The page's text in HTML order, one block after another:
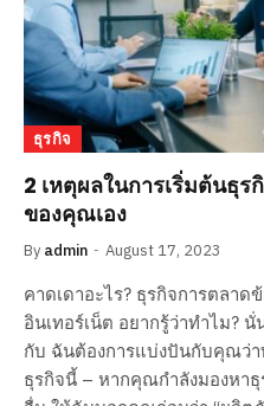
ธุรกิจ
2 เหตุผลในการเริ่มต้นธุ
ของคุณเอง
By admin August 17, 2023
คาดเดาอะไร? ธุรกิจการตลา
อินเทอร์เน็ต อยากรู้ว่าทำไม?
กับ ฉันต้องการแบ่งปันกับคุณว่
ธุรกิจนี้ – หากคุณกำลังมองหา